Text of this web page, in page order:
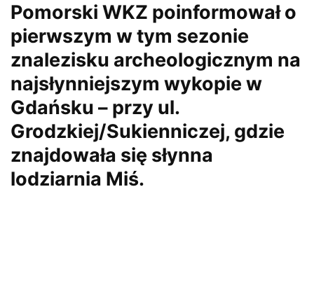
Pomorski WKZ poinformował o
pierwszym w tym sezonie
znalezisku archeologicznym na
najsłynniejszym wykopie w
Gdańsku – przy ul.
Grodzkiej/Sukienniczej, gdzie
znajdowała się słynna
lodziarnia Miś.